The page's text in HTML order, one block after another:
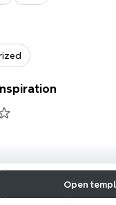
Open